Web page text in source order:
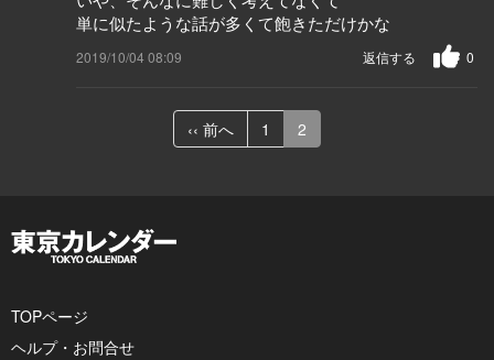
単に似たような話が多くて飽きただけかな
2019/10/04 08:09 0
返信する
‹‹ 前へ 1 2
TOPページ
ヘルプ・お問合せ